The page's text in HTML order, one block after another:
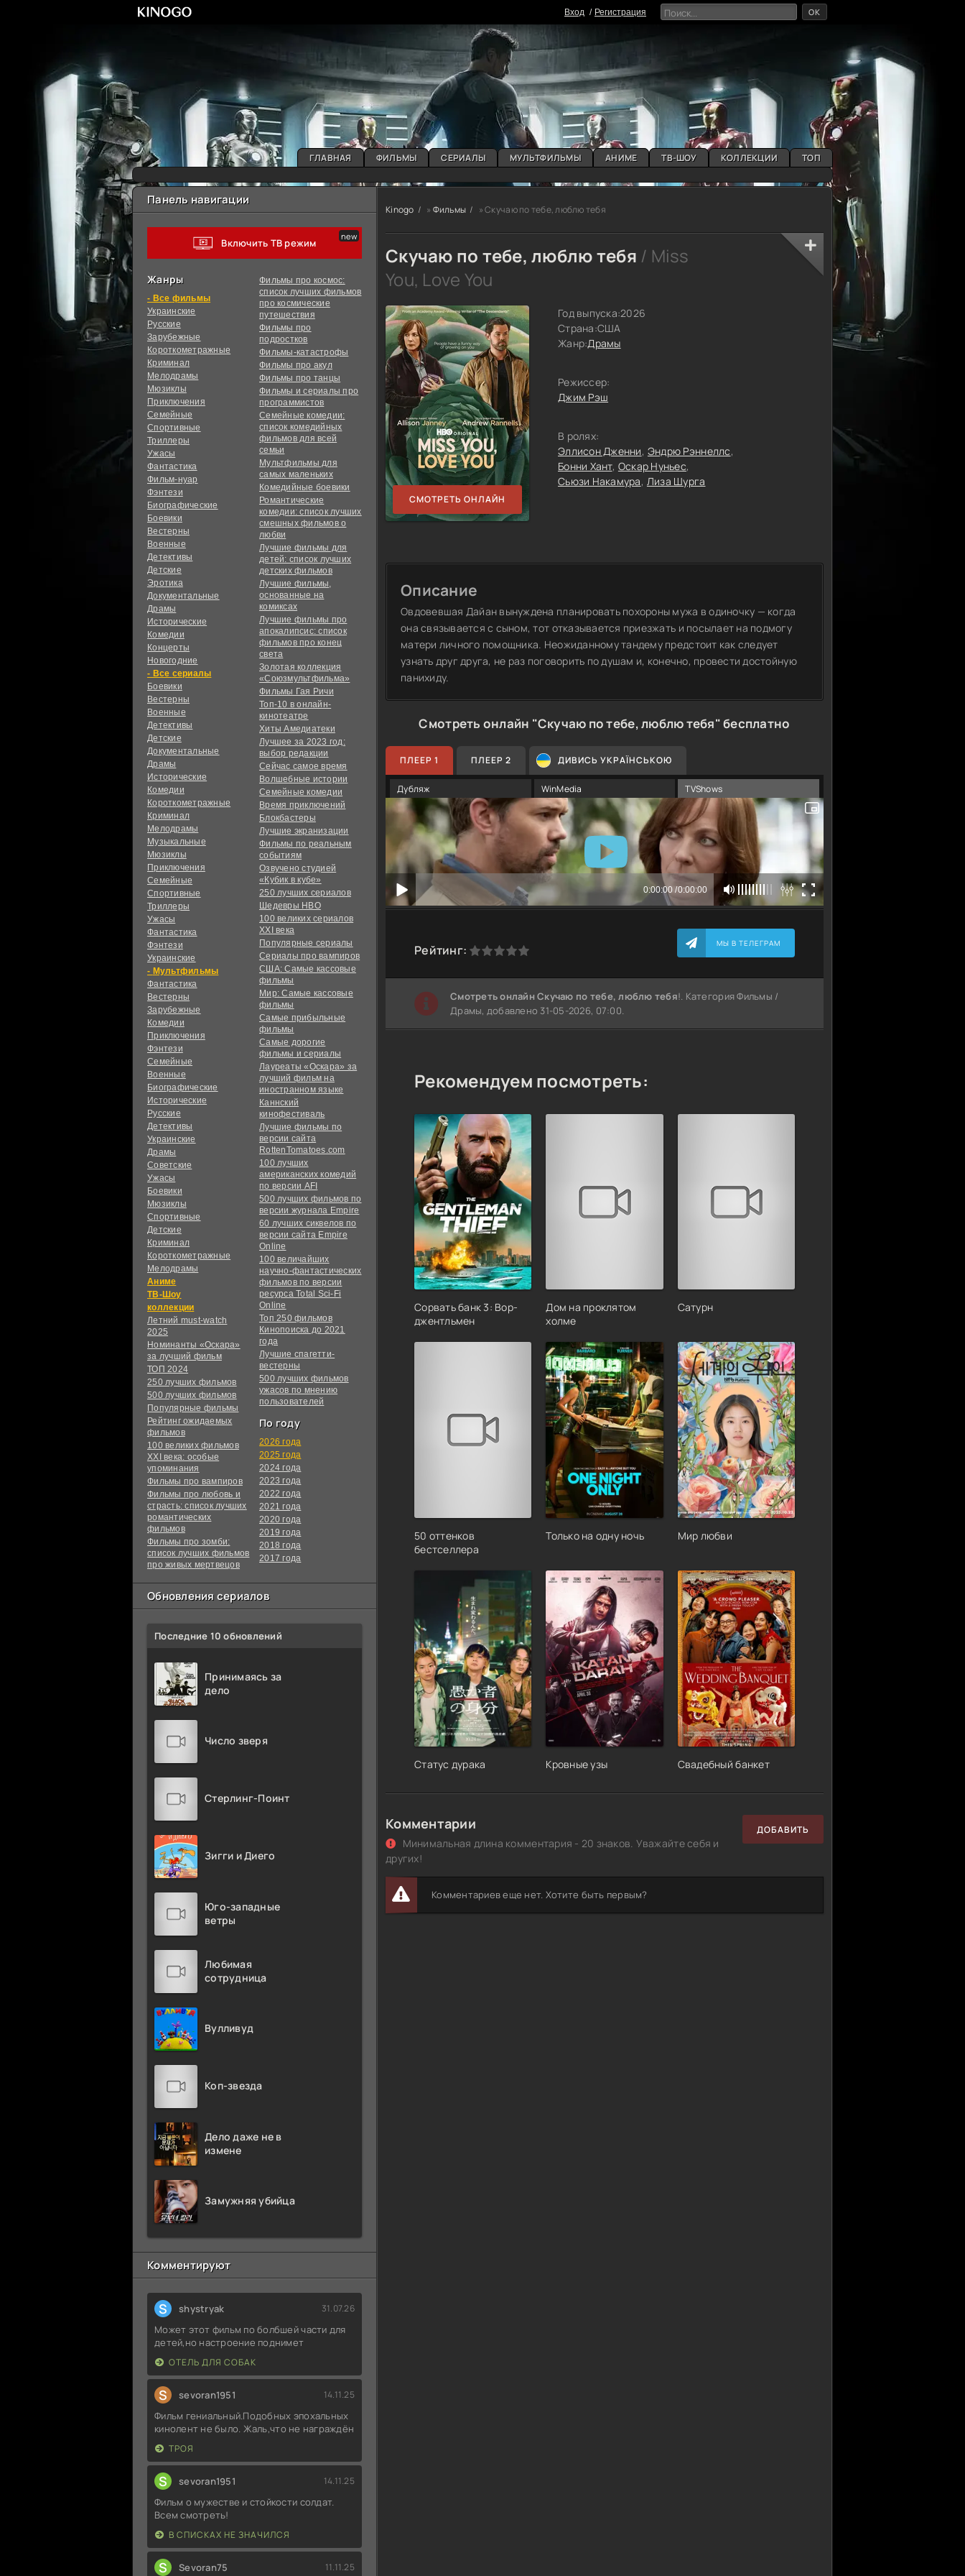
Вxoд Регистрация OK
ГЛАВНАЯ ФИЛЬМЫ СЕРИАЛЫ МУЛЬТФИЛЬМЫ АНИМЕ ТВ-ШОУ КОЛЛЕКЦИИ ТОП
Панель навигации
Включить ТВ режим
Жанры
фильмы
Украинcкие
Русские
Зарубежные
Короткометражные
Криминал
Мелодрамы
Мюзиклы
Приключения
Семейные
Спортивные
Триллеры
Ужасы
Фантастика
Фильм-нуар
Фэнтези
Биографические
Боевики
Вестерны
Военные
Детективы
Детские
Эротика
Документальные
Драмы
Исторические
Комедии
Концерты
Новогодние
сериалы
Боевики
Вестерны
Военные
Детективы
Детские
Документальные
Драмы
Исторические
Комедии
Короткометражные
Криминал
Мелодрамы
Музыкальные
Мюзиклы
Приключения
Семейные
Спортивные
Триллеры
Ужасы
Фантастика
Фэнтези
Украинcкие
Мультфильмы
Фантастика
Вестерны
Зарубежные
Комедии
Приключения
Фэнтези
Семейные
Военные
Биографические
Исторические
Русские
Детективы
Украинские
Драмы
Советские
Ужасы
Боевики
Мюзиклы
Спортивные
Детские
Криминал
Короткометражные
Мелодрамы
Аниме
ТВ-Шоу
коллекции
Летний must-watch
2025
Номинанты «Оскара»
за лучший фильм
ТОП 2024
250 лучших фильмов
500 лучших фильмов
Популярные фильмы
Рейтинг ожидаемых
фильмов
100 великих фильмов
XXI века: особые
упоминания
Фильмы про вампиров
Фильмы про любовь и
страсть: список лучших
романтических
фильмов
Фильмы про зомби:
список лучших фильмов
про живых мертвецов
Фильмы про космос:
список лучших фильмов
про космические
путешествия
Фильмы про
подростков
Фильмы-катастрофы
Фильмы про акул
Фильмы про танцы
Фильмы и сериалы про
программистов
Семейные комедии:
список комедийных
фильмов для всей
семьи
Мультфильмы для
самых маленьких
Комедийные боевики
Романтические
комедии: список лучших
смешных фильмов о
любви
Лучшие фильмы для
детей: список лучших
детских фильмов
Лучшие фильмы,
основанные на
комиксах
Лучшие фильмы про
апокалипсис: список
фильмов про конец
света
Золотая коллекция
«Союзмультфильма»
Фильмы Гая Ричи
Топ-10 в онлайн-
кинотеатре
Хиты Амедиатеки
Лучшее за 2023 год:
выбор редакции
Сейчас самое время
Волшебные истории
Семейные комедии
Время приключений
Блокбастеры
Лучшие экранизации
Фильмы по реальным
событиям
Озвучено студией
«Кубик в кубе»
250 лучших сериалов
Шедевры HBO
100 великих сериалов
XXI века
Популярные сериалы
Сериалы про вампиров
США: Самые кассовые
фильмы
Мир: Самые кассовые
фильмы
Самые прибыльные
фильмы
Самые дорогие
фильмы и сериалы
Лауреаты «Оскара» за
лучший фильм на
иностранном языке
Каннский
кинофестиваль
Лучшие фильмы по
версии сайта
RottenTomatoes.com
100 лучших
американских комедий
по версии AFI
500 лучших фильмов по
версии журнала Empire
60 лучших сиквелов по
версии сайта Empire
Online
100 величайших
научно-фантастических
фильмов по версии
ресурса Total Sci-Fi
Online
Топ 250 фильмов
Кинопоиска до 2021
года
Лучшие спагетти-
вестерны
500 лучших фильмов
ужасов по мнению
пользователей
По году
2026 года
2025 года
2024 года
2023 года
2022 года
2021 года
2020 года
2019 года
2018 года
2017 года
Обновления сериалов
Последние 10 обновлений
Принимаясь за
дело
Число зверя
Стерлинг-Поинт
Зигги и Диего
Юго-западные
ветры
Любимая
сотрудница
Вулливуд
Коп-звезда
Дело даже не в
измене
Замужняя убийца
Комментируют
S shystryak 31.07.26
Может этот фильм по болбшей части для
детей,но настроение поднимет
ОТЕЛЬ ДЛЯ СОБАК
S sevoran1951 14.11.25
Фильм гениальный.Подобных эпохальных
кинолент не было. Жаль,что не награждён
ТРОЯ
S sevoran1951 14.11.25
Фильм о мужестве и стойкости солдат.
Всем смотреть!
В СПИСКАХ НЕ ЗНАЧИЛСЯ
S Sevoran75 11.11.25
Kinogo » Фильмы » Скучаю по тебе, люблю тебя
Скучаю по тебе, люблю тебя / Miss
You, Love You
СМОТРЕТЬ ОНЛАЙН
Год выпуска:2026
Страна:США
Жанр:Драмы
Режиссер:
Джим Рэш
В ролях:
Эллисон Дженни Эндрю Рэннеллс
Бонни Хант Оскар Нуньес
Сьюзи Накамура Лиза Шурга
Описание
Овдовевшая Дайан вынуждена планировать похороны мужа в одиночку — когда
она связывается с сыном, тот отказывается приезжать и посылает на подмогу
матери личного помощника. Неожиданному тандему предстоит как следует
узнать друг друга, не раз поговорить по душам и, конечно, провести достойную
панихиду.
Смотреть онлайн "Скучаю по тебе, люблю тебя" бесплатно
ПЛЕЕР 1 ПЛЕЕР 2 ДИВИСЬ УКРАЇНСЬКОЮ
Дубляж WinMedia TVShows
Рейтинг:
0 2 3 4 5 МЫ В ТЕЛЕГРАМ
Cмотреть онлайн Скучаю по тебе, люблю тебя!. Категория Фильмы /
Драмы, добавлено 31-05-2026, 07:00.
Рекомендуем посмотреть:
Сорвать банк 3: Вор-
джентльмен
Дом на проклятом
холме
Сатурн
50 оттенков
бестселлера
Только на одну ночь Мир любви
Статус дурака Кровные узы Свадебный банкет
Комментарии
Минимальная длина комментария - 20 знаков. Уважайте себя и
других!
ДОБАВИТЬ
Комментариев еще нет. Хотите быть первым?